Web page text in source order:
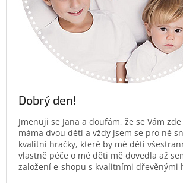
Dobrý den!
Jmenuji se Jana a doufám, že se Vám
máma dvou dětí a vždy jsem se pro ně
kvalitní hračky, které by mé děti
vlastně péče o mé děti mě dovedla až
založení e-shopu s kvalitními dřevěnými